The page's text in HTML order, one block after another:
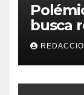
busca